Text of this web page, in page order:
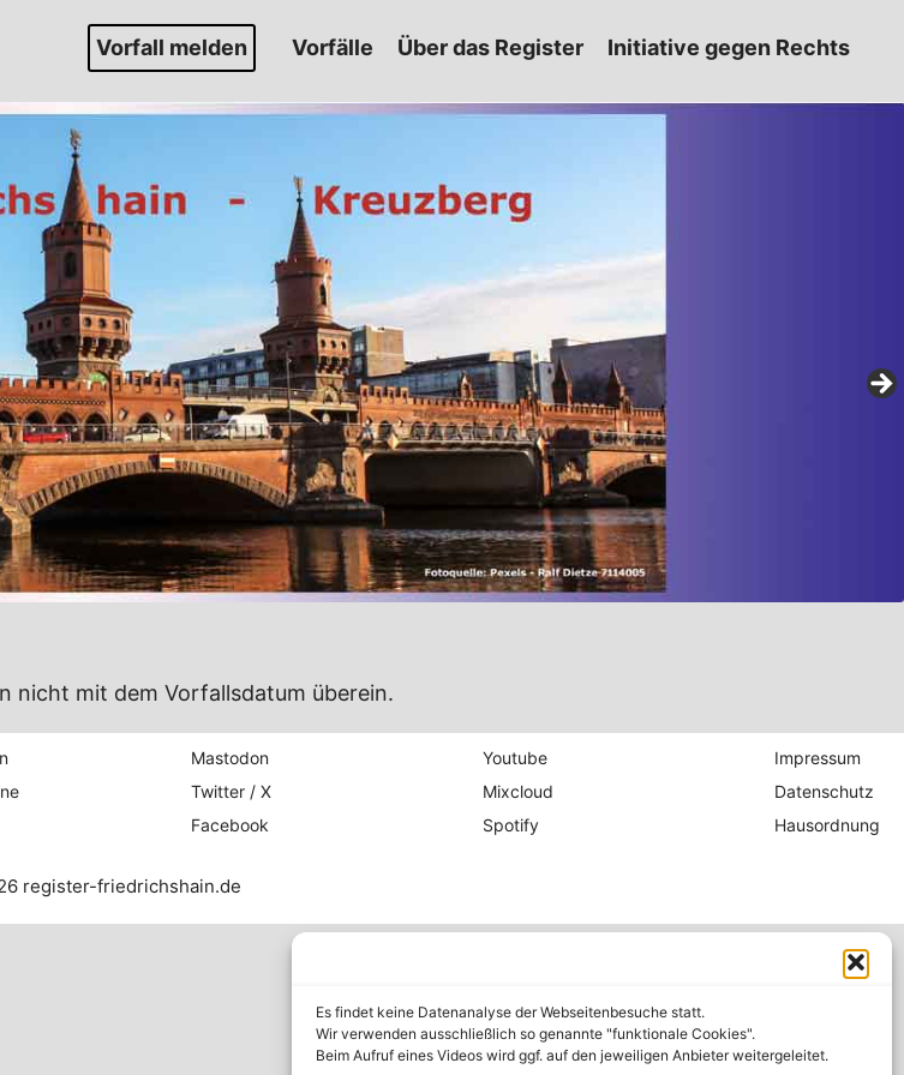
Es findet keine Datenanalyse der Webseitenbesuche statt.
Wir verwenden ausschließlich so genannte "funktionale Cookies".
Beim Aufruf eines Videos wird ggf. auf den jeweiligen Anbieter weitergeleitet.
Vorfall melden Vorfälle Über das Register Initiative gegen Rechts
nicht mit dem Vorfallsdatum überein.
Mastodon
Twitter / X
Facebook
Youtube
Mixcloud
Spotify
Impressum
Datenschutz
Hausordnung
register-friedrichshain.de